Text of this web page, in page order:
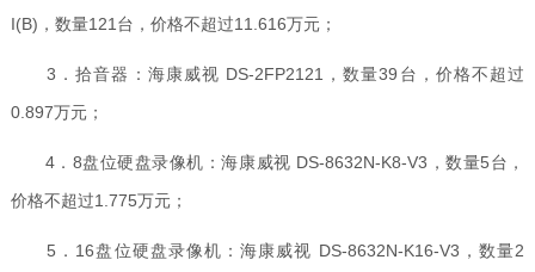
I(B)，数量121台，价格不超过11.616万元；
3．拾音器：海康威视 DS-2FP2121，数量39台，价格不超过
0.897万元；
4．8盘位硬盘录像机：海康威视 DS-8632N-K8-V3，数量5台，
价格不超过1.775万元；
5．16盘位硬盘录像机：海康威视 DS-8632N-K16-V3，数量2